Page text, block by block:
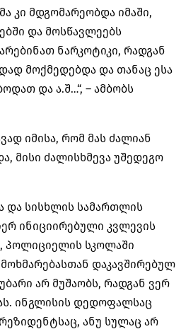
კი მდგომარეობდა იმაში,
და მოსწავლეებს
ნარკოტიკი, რადგან
მოქმედებდა და თანაც ესა
და ა.შ…“, – ამბობს
იმისა, რომ მას ძალიან
მისი ძალისხმევა უშედეგო
და სისხლის სამართლის
ინიციირებული კვლევის
პოლიციელის სკოლაში
დაკავშირებულ
არ მუშაობს, რადგან ვერ
ინგლისის დედოფალსაც
ანუ სულაც არ